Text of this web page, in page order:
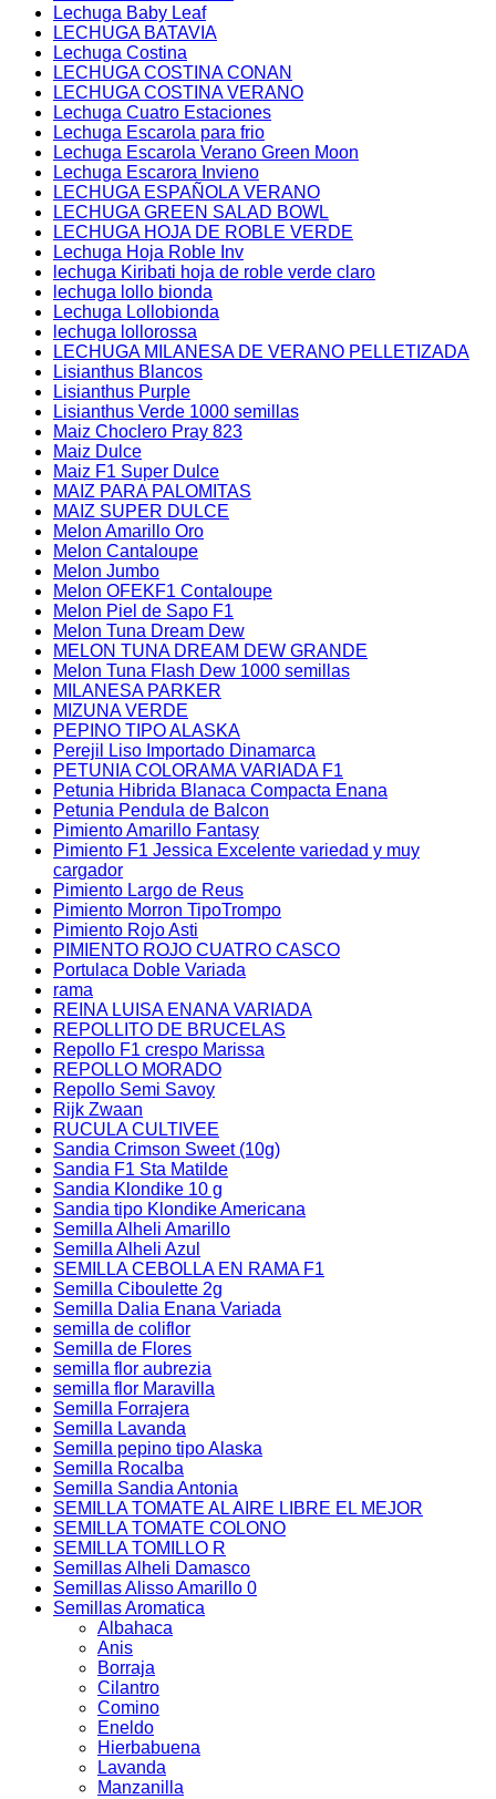
Lechuga Baby Leaf
LECHUGA BATAVIA
Lechuga Costina
LECHUGA COSTINA CONAN
LECHUGA COSTINA VERANO
Lechuga Cuatro Estaciones
Lechuga Escarola para frio
Lechuga Escarola Verano Green Moon
Lechuga Escarora Invieno
LECHUGA ESPAÑOLA VERANO
LECHUGA GREEN SALAD BOWL
LECHUGA HOJA DE ROBLE VERDE
Lechuga Hoja Roble Inv
lechuga Kiribati hoja de roble verde claro
lechuga lollo bionda
Lechuga Lollobionda
lechuga lollorossa
LECHUGA MILANESA DE VERANO PELLETIZADA
Lisianthus Blancos
Lisianthus Purple
Lisianthus Verde 1000 semillas
Maiz Choclero Pray 823
Maiz Dulce
Maiz F1 Super Dulce
MAIZ PARA PALOMITAS
MAIZ SUPER DULCE
Melon Amarillo Oro
Melon Cantaloupe
Melon Jumbo
Melon OFEKF1 Contaloupe
Melon Piel de Sapo F1
Melon Tuna Dream Dew
MELON TUNA DREAM DEW GRANDE
Melon Tuna Flash Dew 1000 semillas
MILANESA PARKER
MIZUNA VERDE
PEPINO TIPO ALASKA
Perejil Liso Importado Dinamarca
PETUNIA COLORAMA VARIADA F1
Petunia Hibrida Blanaca Compacta Enana
Petunia Pendula de Balcon
Pimiento Amarillo Fantasy
Pimiento F1 Jessica Excelente variedad y muy
cargador
Pimiento Largo de Reus
Pimiento Morron TipoTrompo
Pimiento Rojo Asti
PIMIENTO ROJO CUATRO CASCO
Portulaca Doble Variada
rama
REINA LUISA ENANA VARIADA
REPOLLITO DE BRUCELAS
Repollo F1 crespo Marissa
REPOLLO MORADO
Repollo Semi Savoy
Rijk Zwaan
RUCULA CULTIVEE
Sandia Crimson Sweet (10g)
Sandia F1 Sta Matilde
Sandia Klondike 10 g
Sandia tipo Klondike Americana
Semilla Alheli Amarillo
Semilla Alheli Azul
SEMILLA CEBOLLA EN RAMA F1
Semilla Ciboulette 2g
Semilla Dalia Enana Variada
semilla de coliflor
Semilla de Flores
semilla flor aubrezia
semilla flor Maravilla
Semilla Forrajera
Semilla Lavanda
Semilla pepino tipo Alaska
Semilla Rocalba
Semilla Sandia Antonia
SEMILLA TOMATE AL AIRE LIBRE EL MEJOR
SEMILLA TOMATE COLONO
SEMILLA TOMILLO R
Semillas Alheli Damasco
Semillas Alisso Amarillo 0
Semillas Aromatica
Albahaca
Anis
Borraja
Cilantro
Comino
Eneldo
Hierbabuena
Lavanda
Manzanilla